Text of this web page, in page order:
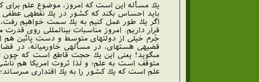
يك مسأله اين است كه امروز، موضوع علم
بايد احساس بكند كه كشور در يك نقطه‏ى عطفى
اگر يك طور عمل كنيم به يك سمت خواهيم
قرار داريم. امروز مناسبات بين‏المللى روى قدرت
جُرم خيلى از دولتهاى متوسط و دست پائين هم
قضيه‏ى هسته‏اى، در مسأله‏ى خاورميانه، در
مى‏گويد! يعنى اين يك حجت قاطع است كه چون
متوقف است به علم؛ و لذا ثروت امريكا هم
علم است كه يك كشور را به يك اقتدارى